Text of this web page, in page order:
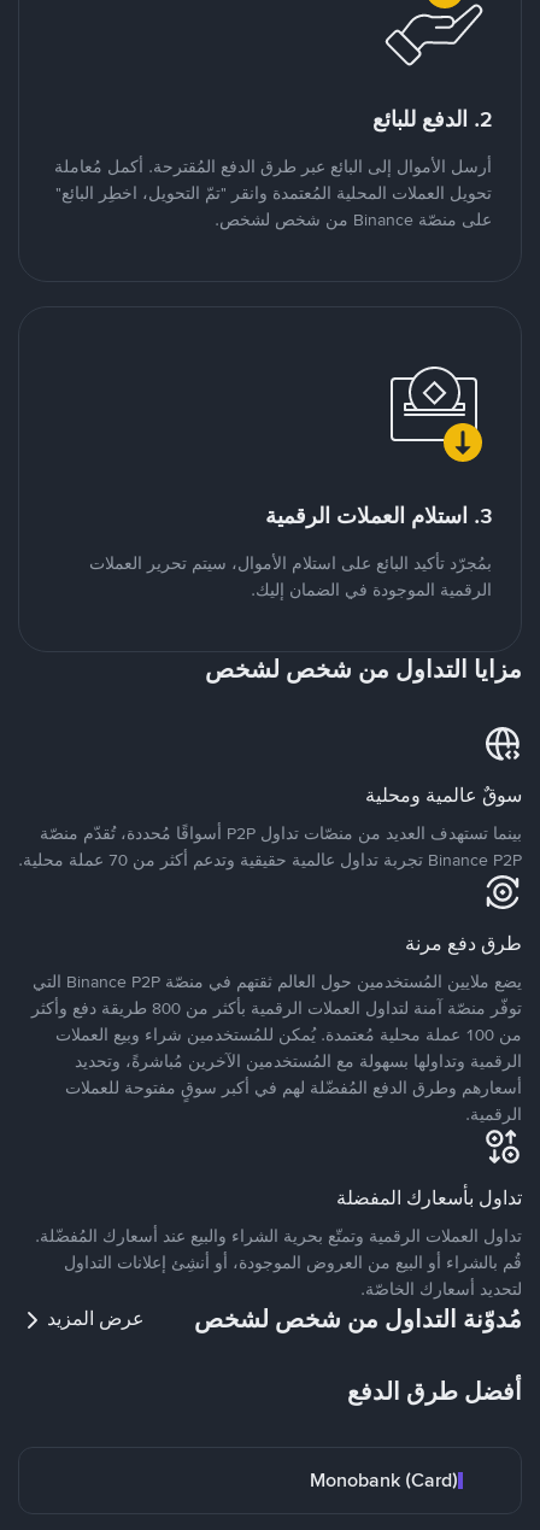
2. الدفع للبائع
أرسل الأموال إلى البائع عبر طرق الدفع المُقترحة. أكمل مُعاملة
تحويل العملات المحلية المُعتمدة وانقر "تمّ التحويل، اخطِر البائع"
على منصّة Binance من شخص لشخص.
3. استلام العملات الرقمية
بمُجرّد تأكيد البائع على استلام الأموال، سيتم تحرير العملات
الرقمية الموجودة في الضمان إليك.
مزايا التداول من شخص لشخص
سوقٌ عالمية ومحلية
بينما تستهدف العديد من منصّات تداول P2P أسواقًا مُحددة، تُقدّم منصّة
Binance P2P تجربة تداول عالمية حقيقية وتدعم أكثر من 70 عملة محلية.
طرق دفع مرنة
يضع ملايين المُستخدمين حول العالم ثقتهم في منصّة Binance P2P التي
توفّر منصّة آمنة لتداول العملات الرقمية بأكثر من 800 طريقة دفع وأكثر
من 100 عملة محلية مُعتمدة. يُمكن للمُستخدمين شراء وبيع العملات
الرقمية وتداولها بسهولة مع المُستخدمين الآخرين مُباشرةً، وتحديد
أسعارهم وطرق الدفع المُفضّلة لهم في أكبر سوقٍ مفتوحة للعملات
الرقمية.
تداول بأسعارك المفضلة
تداول العملات الرقمية وتمتّع بحرية الشراء والبيع عند أسعارك المُفضّلة.
قُم بالشراء أو البيع من العروض الموجودة، أو أنشِئ إعلانات التداول
لتحديد أسعارك الخاصّة.
مُدوّنة التداول من شخص لشخص عرض المزيد
أفضل طرق الدفع
Monobank (Card)